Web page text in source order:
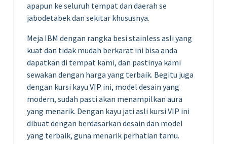
apapun ke seluruh tempat dan daerah se
jabodetabek dan sekitar khususnya.
Meja IBM dengan rangka besi stainless asli yang
kuat dan tidak mudah berkarat ini bisa anda
dapatkan di tempat kami, dan pastinya kami
sewakan dengan harga yang terbaik. Begitu juga
dengan kursi kayu VIP ini, model desain yang
modern, sudah pasti akan menampilkan aura
yang menarik. Dengan kayu jati asli kursi VIP ini
dibuat dengan berdasarkan desain dan model
yang terbaik, guna menarik perhatian tamu.